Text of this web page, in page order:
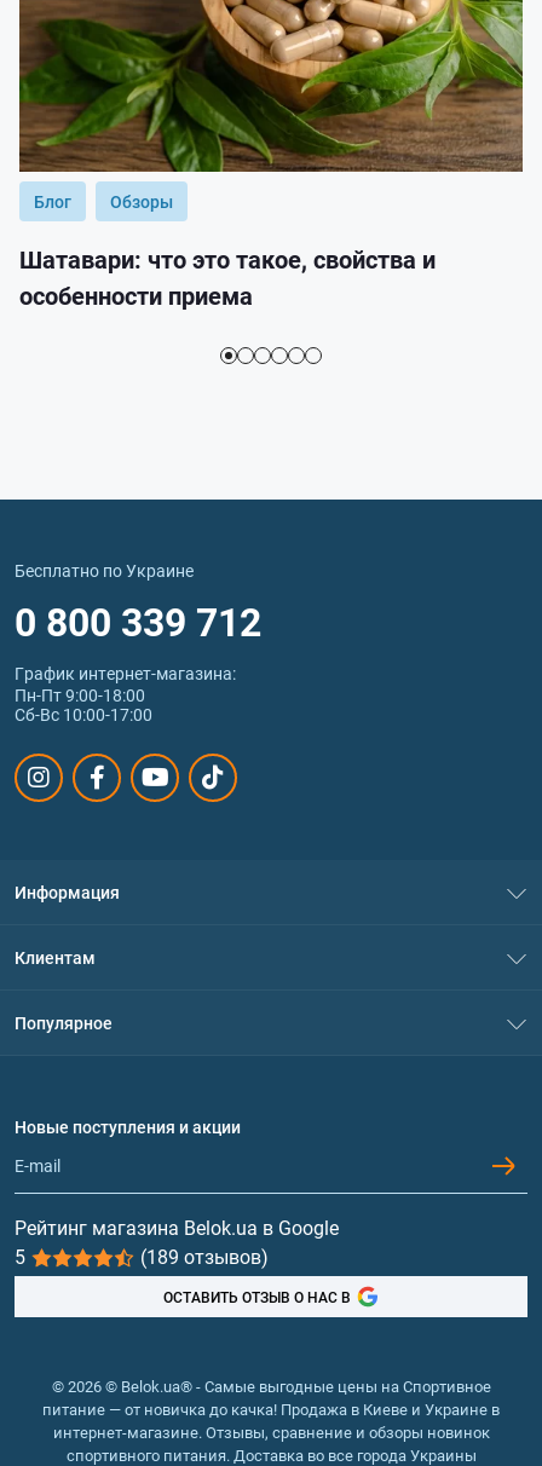
Блог Обзоры
Шатавари: что это такое, свойства и
особенности приема
Бесплатно по Украине
0 800 339 712
График интернет‑магазина:
Пн-Пт 9:00-18:00
Сб-Вс 10:00-17:00
Информация
Политика конфиденциальности
Обмен и возврат
Клиентам
Популярное
Протеин
Гейнеры
Витамины и минералы
Рыбий жир, жирные кислоты
Новые поступления и акции
Рейтинг магазина Belok.ua в Google
5
(189 отзывов)
ОСТАВИТЬ ОТЗЫВ О НАС В
© 2026 © Belok.ua® - Самые выгодные цены на Спортивное
питание — от новичка до качка! Продажа в Киеве и Украине в
интернет-магазине. Отзывы, сравнение и обзоры новинок
спортивного питания. Доставка во все города Украины